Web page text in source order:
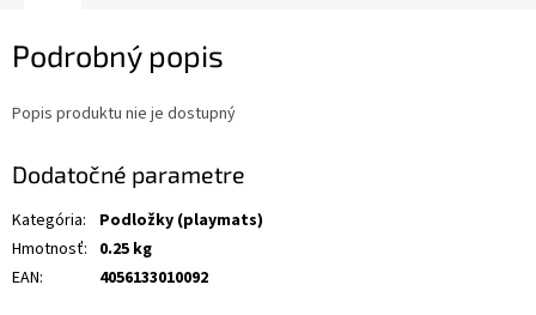
Podrobný popis
Popis produktu nie je dostupný
Dodatočné parametre
Kategória:
Podložky (playmats)
Hmotnosť: 0.25 kg
EAN: 4056133010092